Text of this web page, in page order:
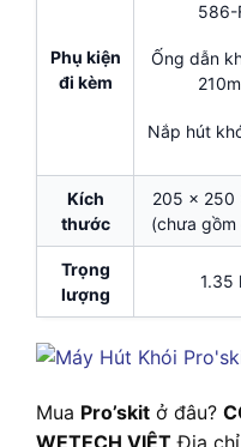
Phụ kiện
đi kèm
586-
Ống dẫn
Nắp hút
Kích
thước
205 x 250
(chưa gồm
Trọng
lượng
1.35
Mua Pro’skit ở đâu?